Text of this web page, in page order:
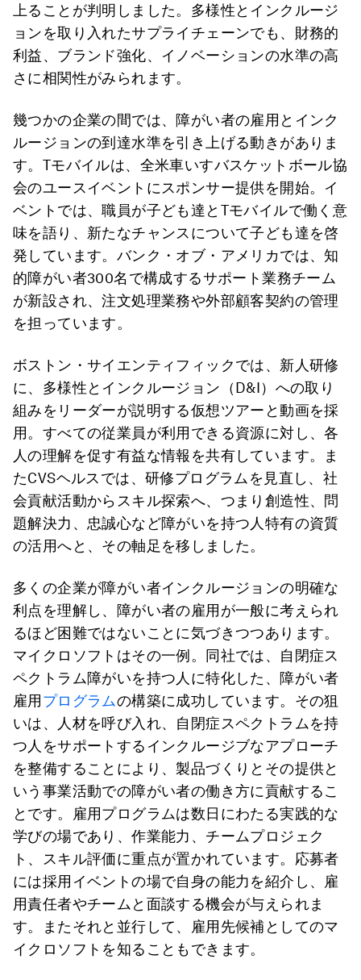
上ることが判明しました。多様性とインクルージ
ョンを取り入れたサプライチェーンでも、財務的
利益、ブランド強化、イノベーションの水準の高
さに相関性がみられます。
幾つかの企業の間では、障がい者の雇用とインク
ルージョンの到達水準を引き上げる動きがありま
す。Tモバイルは、全米車いすバスケットボール協
会のユースイベントにスポンサー提供を開始。イ
ベントでは、職員が子ども達とTモバイルで働く意
味を語り、新たなチャンスについて子ども達を啓
発しています。バンク・オブ・アメリカでは、知
的障がい者300名で構成するサポート業務チーム
が新設され、注文処理業務や外部顧客契約の管理
を担っています。
ボストン・サイエンティフィックでは、新人研修
に、多様性とインクルージョン（D&I）への取り
組みをリーダーが説明する仮想ツアーと動画を採
用。すべての従業員が利用できる資源に対し、各
人の理解を促す有益な情報を共有しています。ま
たCVSヘルスでは、研修プログラムを見直し、社
会貢献活動からスキル探索へ、つまり創造性、問
題解決力、忠誠心など障がいを持つ人特有の資質
の活用へと、その軸足を移しました。
多くの企業が障がい者インクルージョンの明確な
利点を理解し、障がい者の雇用が一般に考えられ
るほど困難ではないことに気づきつつあります。
マイクロソフトはその一例。同社では、自閉症ス
ペクトラム障がいを持つ人に特化した、障がい者
雇用プログラムの構築に成功しています。その狙
いは、人材を呼び入れ、自閉症スペクトラムを持
つ人をサポートするインクルージブなアプローチ
を整備することにより、製品づくりとその提供と
いう事業活動での障がい者の働き方に貢献するこ
とです。雇用プログラムは数日にわたる実践的な
学びの場であり、作業能力、チームプロジェク
ト、スキル評価に重点が置かれています。応募者
には採用イベントの場で自身の能力を紹介し、雇
用責任者やチームと面談する機会が与えられま
す。またそれと並行して、雇用先候補としてのマ
イクロソフトを知ることもできます。